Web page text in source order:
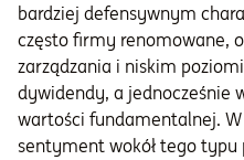
bardziej defensywnym
często firmy renomowane,
zarządzania i niskim
dywidendy, a jednocześnie
wartości fundamentalnej.
sentyment wokół tego typu